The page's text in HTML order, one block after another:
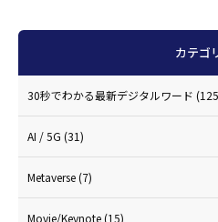
カテゴ
30秒でわかる最新デジタルワード
AI / 5G (31)
Metaverse(7)
Movie/Keynote(15)